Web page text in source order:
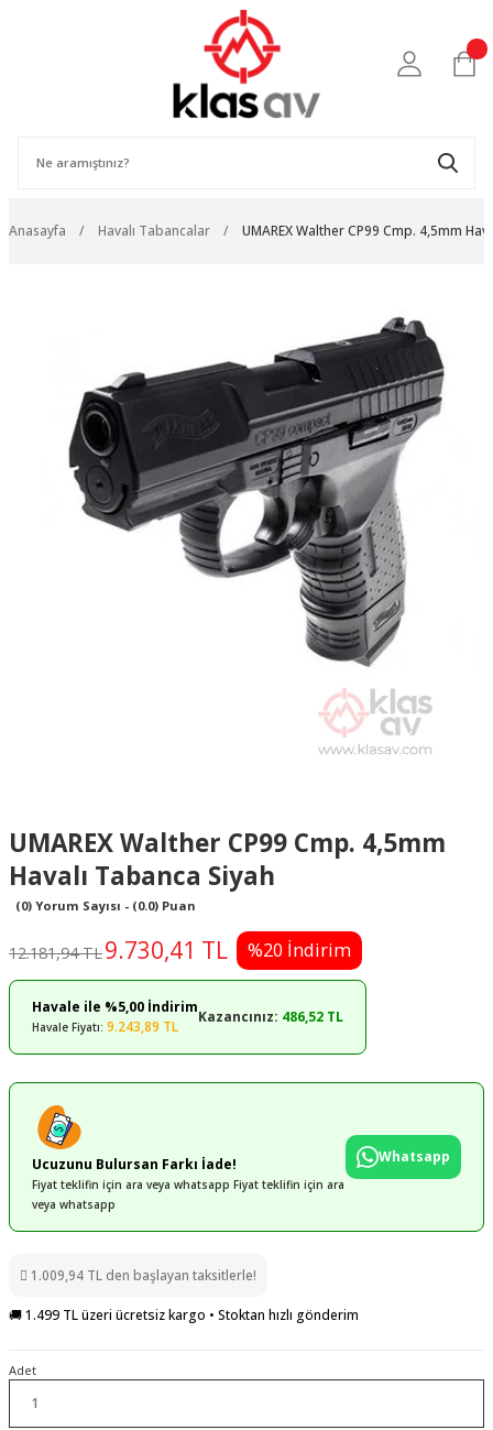
Anasayfa Havalı Tabancalar UMAREX Walther CP99 Cmp. 4,5mm
UMAREX Walther CP99 Cmp. 4,5mm
Havalı Tabanca Siyah
(0) Yorum Sayısı - (0.0) Puan
12.181,94 TL9.730,41 TL %20 İndirim
Havale ile %5,00 İndirim
Havale Fiyatı: 9.243,89 TL
Kazancınız: 486,52 TL
Ucuzunu Bulursan Farkı İade!
Fiyat teklifin için ara veya whatsapp Fiyat teklifin için ara
veya whatsapp
Whatsapp
1.009,94 TL den başlayan taksitlerle!
🚚 1.499 TL üzeri ücretsiz kargo • Stoktan hızlı gönderim
Adet